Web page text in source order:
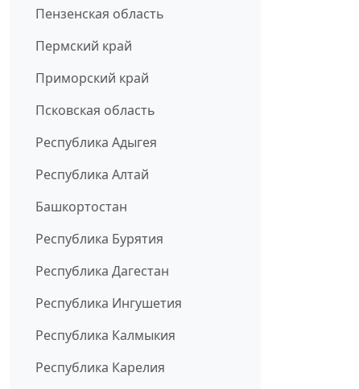
Пензенская область
Пермский край
Приморский край
Псковская область
Республика Адыгея
Республика Алтай
Башкортостан
Республика Бурятия
Республика Дагестан
Республика Ингушетия
Республика Калмыкия
Республика Карелия